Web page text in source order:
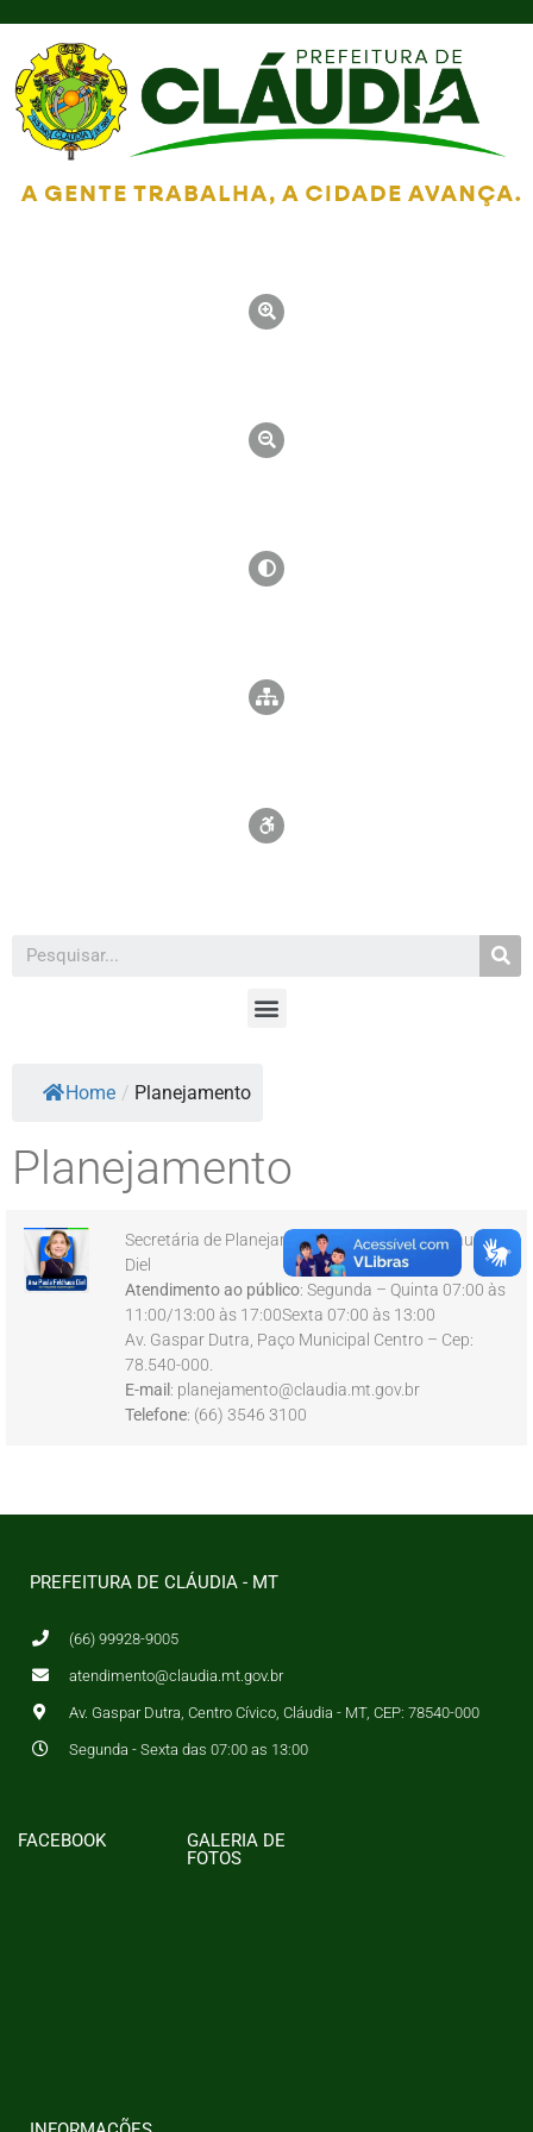
Home / Planejamento
Planejamento
Secretária de Planejamento: Ana Paula Feldhaus
Diel
Atendimento ao público: Segunda – Quinta 07:00 às
11:00/13:00 às 17:00Sexta 07:00 às 13:00
Av. Gaspar Dutra, Paço Municipal Centro – Cep:
78.540-000.
E-mail : planejamento@claudia.mt.gov.br
Telefone: (66) 3546 3100
PREFEITURA DE CLÁUDIA - MT
(66) 99928-9005
atendimento@claudia.mt.gov.br
Av. Gaspar Dutra, Centro Cívico, Cláudia - MT, CEP: 78540-000
Segunda - Sexta das 07:00 as 13:00
FACEBOOK
GALERIA DE
FOTOS